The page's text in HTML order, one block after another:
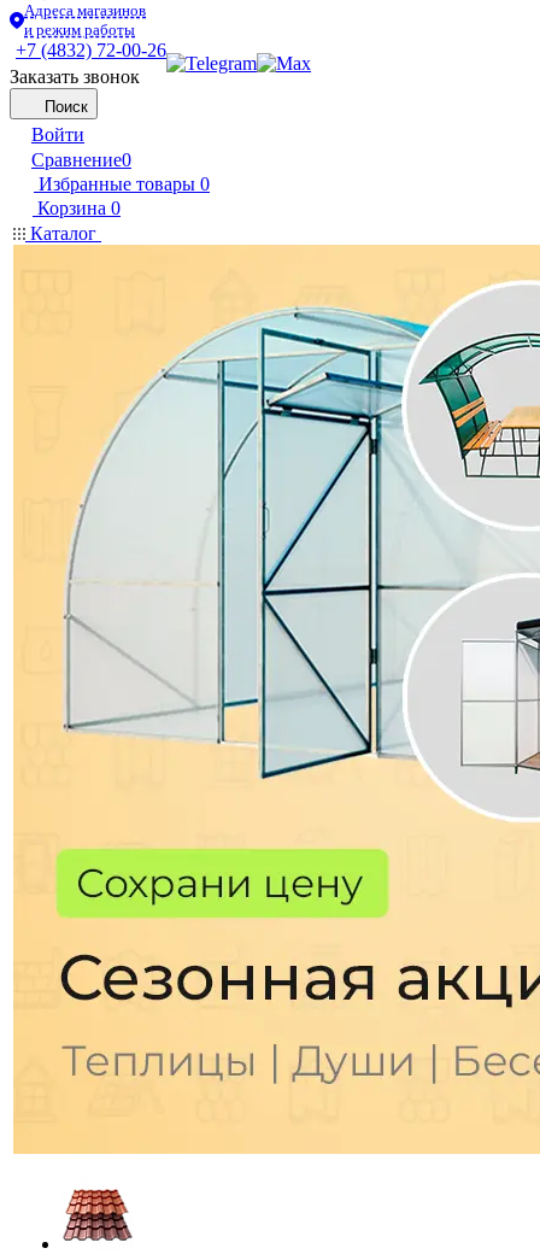
Адреса магазинов
и режим работы
+7 (4832) 72-00-26
Заказать звонок
Поиск
Войти
Сравнение0
Избранные товары 0
Корзина 0
Каталог